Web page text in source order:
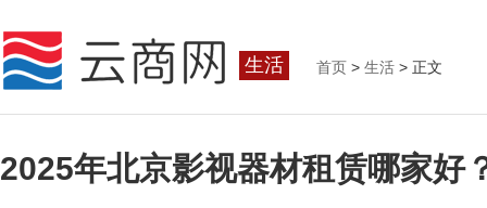
生活 首页 > 生活 > 正文
2025年北京影视器材租赁哪家好